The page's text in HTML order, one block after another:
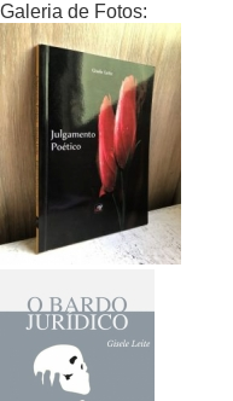
Galeria de Fotos: